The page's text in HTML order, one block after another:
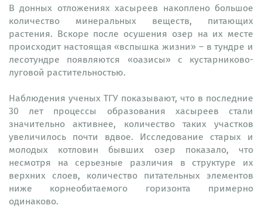
В донных отложениях хасыреев накоплено большое
количество минеральных веществ, питающих
растения. Вскоре после осушения озер на их месте
происходит настоящая «вспышка жизни» – в тундре и
лесотундре появляются «оазисы» с кустарниково-
луговой растительностью.
Наблюдения ученых ТГУ показывают, что в последние
30 лет процессы образования хасыреев стали
значительно активнее, количество таких участков
увеличилось почти вдвое. Исследование старых и
молодых котловин бывших озер показало, что
несмотря на серьезные различия в структуре их
верхних слоев, количество питательных элементов
ниже корнеобитаемого горизонта примерно
одинаково.